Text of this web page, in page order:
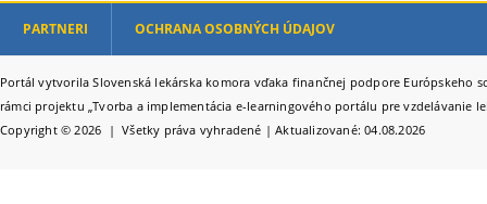
PARTNERI OCHRANA OSOBNÝCH ÚDAJOV
Portál vytvorila Slovenská lekárska komora vďaka finančnej podpore Európskeho
rámci projektu „Tvorba a implementácia e-learningového portálu pre vzdelávanie
Copyright © 2026 | Všetky práva vyhradené | Aktualizované: 04.08.2026